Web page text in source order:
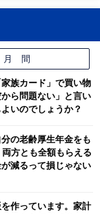
月 間
族カード」で買い物
ら問題ない」と言い
いのでしょうか？
の老齢厚生年金をも
方とも全額もらえる
減るって損じゃない
作っています。家計